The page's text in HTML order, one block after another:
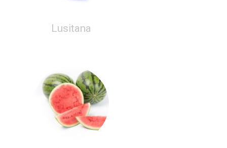
Lusitana